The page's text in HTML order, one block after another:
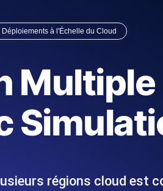
stack technologique.
Synthetic Monitoring
Sondes always-on
emplacements. Détectez
Surveillez vos
produit
plus sur le blog
plus sur le blog
à l'Échelle du Cloud
régions cloud est